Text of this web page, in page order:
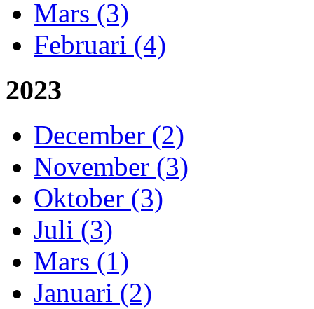
Mars (3)
Februari (4)
2023
December (2)
November (3)
Oktober (3)
Juli (3)
Mars (1)
Januari (2)